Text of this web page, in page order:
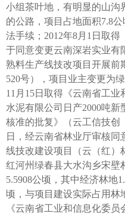
小组茶叶地，有明显的山沟
的公路，项目占地面积7.8
法手续；2012年8月1日取
于同意变更云南深岩实业有
熟料生产线技改项目开展前
520号），项目业主变更为
11月15日取得《云南省工
水泥有限公司日产2000吨新
核准的批复》（云工信技创
日，经云南省林业厅审核同
线技改建设项目（云（红）
红河州绿春县大水沟乡宋壁
5.5908公顷，其中经济林地
顷，与项目建设实际占用林
《云南省工业和信息化委